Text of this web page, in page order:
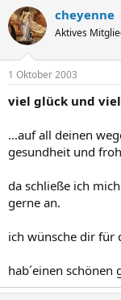
cheyenne
Aktives
1 Oktober 2003
viel glück und viel
...auf all deinen
gesundheit und
da schließe ich
gerne an.
ich wünsche dir für
hab´einen schönen